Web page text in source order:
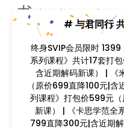
书 小红书教程 成人
淘宝教程
ADS教程谷歌SEO
境B哥 阿里国际站雨课
# 与君同行
终身SVIP会员限时
系列课程》共计17套打
含近期解码新课） | 《
（原价699直降100元|
列课程》打包价599元
新课） | 《卡思学范全
799直降300元|含近期